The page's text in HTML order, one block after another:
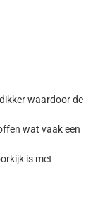
waardoor de
wat vaak een
is met